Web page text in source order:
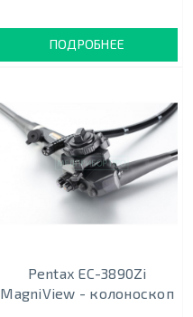
ПОДРОБНЕЕ
Pentax EC-3890Zi
MagniView - колоноскоп